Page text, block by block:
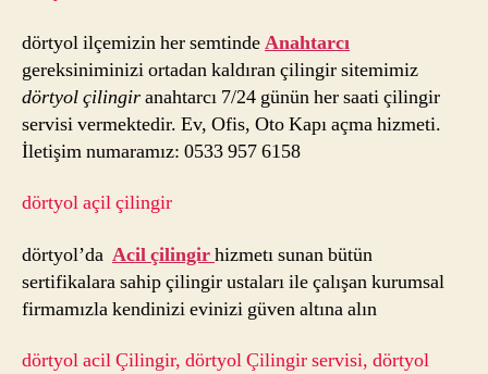
dörtyol ilçemizin her semtindeAnahtarcı
gereksiniminizi ortadan kaldıran çilingir sitemimiz
dörtyol çilingiranahtarcı 7/24 günün her saati çilingir
servisi vermektedir. Ev, Ofis, Oto Kapı açma hizmeti.
İletişim numaramız: 0533 957 6158
dörtyol açil çilingir
dörtyol’da Acil çilingirhizmetı sunan bütün
sertifikalara sahip çilingir ustaları ile çalışan kurumsal
firmamızla kendinizi evinizi güven altına alın
dörtyol acil Çilingir, dörtyol Çilingir servisi, dörtyol